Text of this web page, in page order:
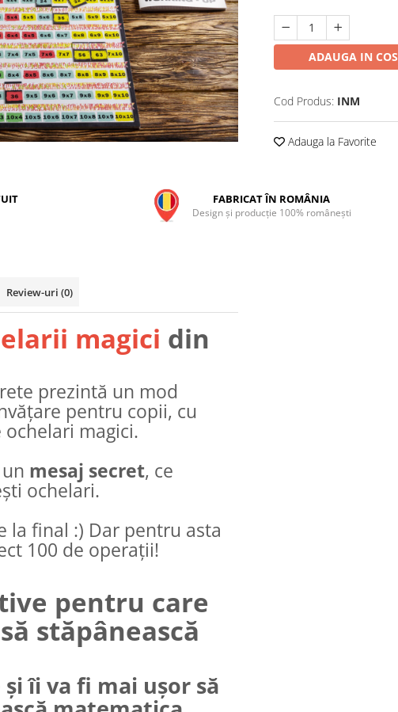
ADAUGA IN COS
Cod Produs: INM
Adauga la Favorite
FABRICAT ÎN ROMÂNIA
Design și producție 100% românești
Review-uri (0)
magici din
prezintă un mod
pentru copii, cu
magici.
mesaj secret, ce
ochelari.
la final :) Dar pentru asta
100 de operații!
pentru care
stăpânească
îi va fi mai ușor să